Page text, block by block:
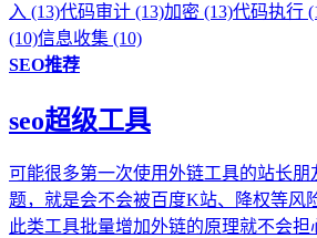
入 (13)代码审计 (13)加密 (13)代码执行
(10)信息收集 (10)
SEO推荐
seo超级工具
可能很多第一次使用外链工具的站长朋
题，就是会不会被百度K站、降权等风
此类工具批量增加外链的原理就不会担